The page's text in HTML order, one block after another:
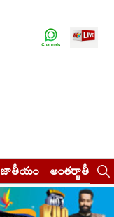
జాతీయం అంతర్జాతీయం